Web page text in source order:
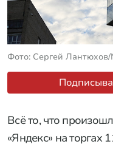
Фото: Сергей Лантюхов/
Всё то, что
«Яндекс» на торгах